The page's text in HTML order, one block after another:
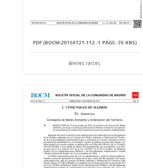
PDF (BOCM-20150121-112 -1 PÁGS -76 KBS)
Bienes raíces